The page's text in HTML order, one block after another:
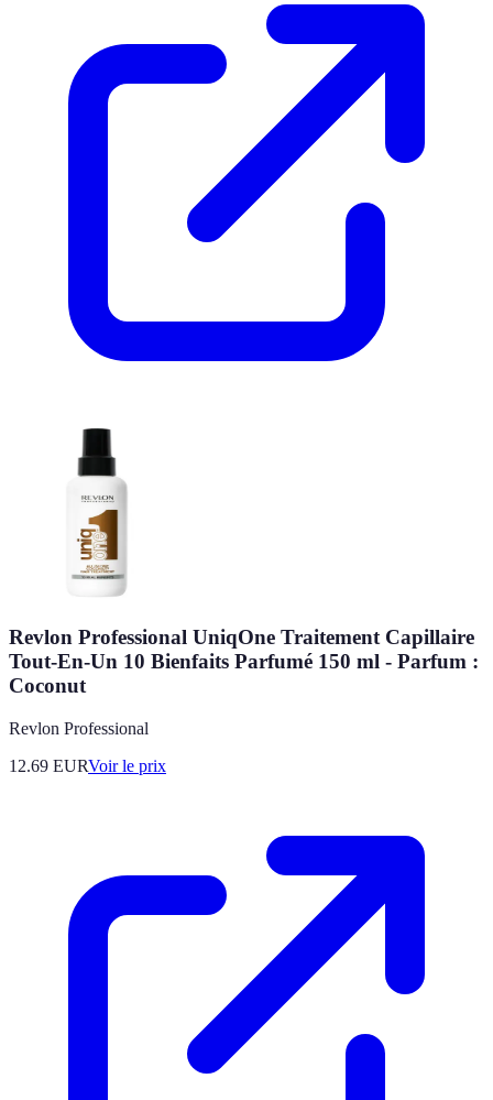
Revlon Professional UniqOne Traitement Capillaire
Tout-En-Un 10 Bienfaits Parfumé 150 ml - Parfum :
Coconut
Revlon Professional
12.69 EURVoir le prix